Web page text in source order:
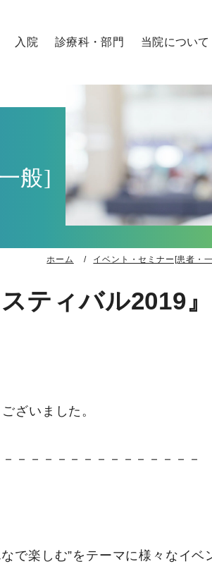
入院
書・診断書の申込
診療科・部門 当院について
患者さん向け広報誌
ラジオ番組「おうみ健康ナビ～医師がお
般]
ホーム イベント・セミナー[患者・
ティバル2019
ざいました。
－－－－－－－－－－－－－－
で楽しむ”をテーマに様々なイベ